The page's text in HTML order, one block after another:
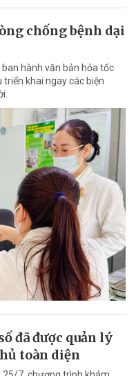
chống bệnh dại
hành văn bản hỏa tốc
triển khai ngay các biện
đã được quản lý
toàn diện